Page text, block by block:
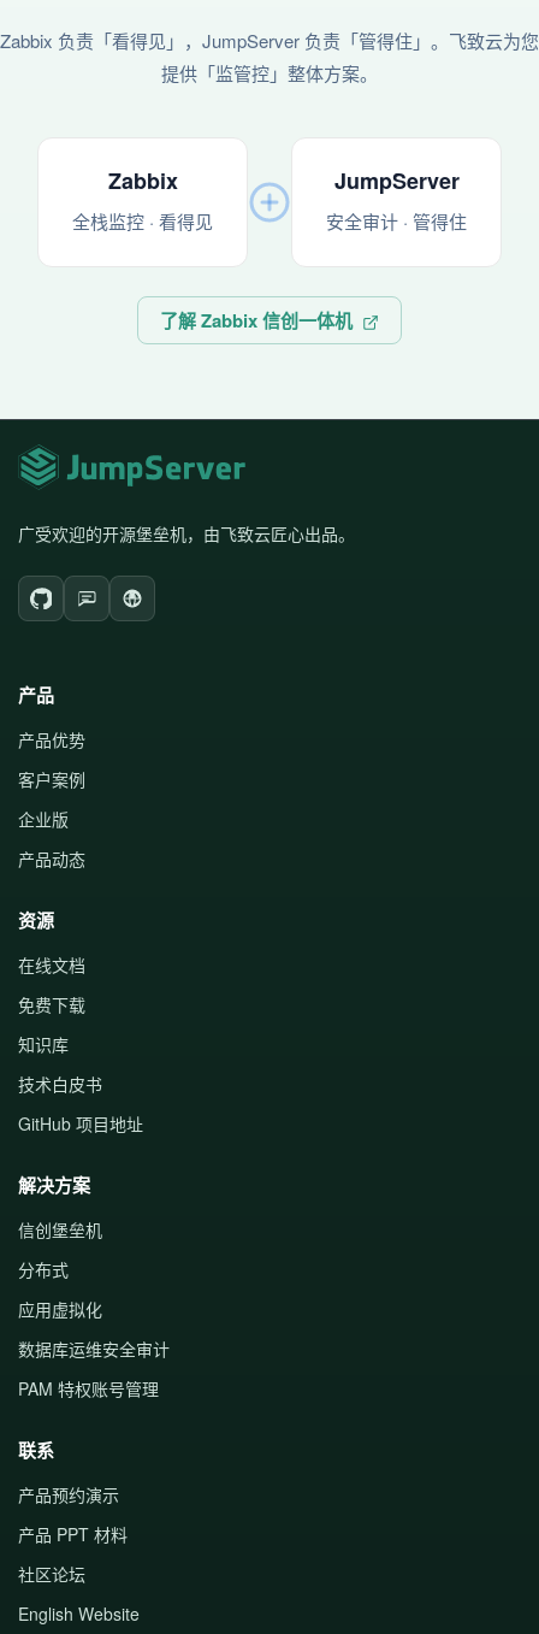
Zabbix 负责「看得见」，JumpServer 负责「管得住」。飞致云为您
提供「监管控」整体方案。
Zabbix
全栈监控 · 看得见
JumpServer
安全审计 · 管得住
了解 Zabbix 信创一体机
广受欢迎的开源堡垒机，由飞致云匠心出品。
产品
产品优势
客户案例
企业版
产品动态
资源
在线文档
免费下载
知识库
技术白皮书
GitHub 项目地址
解决方案
信创堡垒机
分布式
应用虚拟化
数据库运维安全审计
PAM 特权账号管理
联系
产品预约演示
产品 PPT 材料
社区论坛
English Website